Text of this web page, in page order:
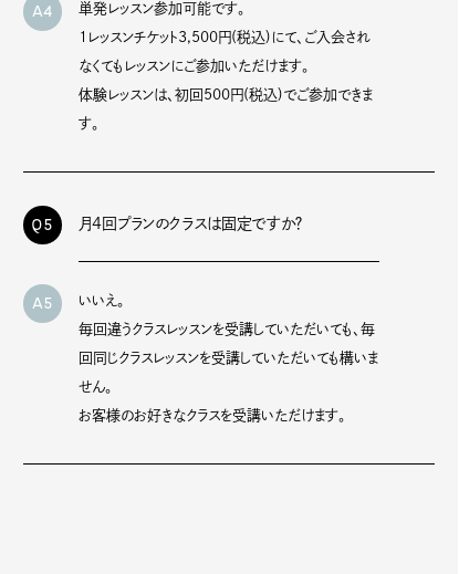
A4
単発レッスン参加可能です。
1レッスンチケット3,500円(税込)にて、ご入会され
なくてもレッスンにご参加いただけます。
体験レッスンは、初回500円(税込)でご参加できま
す。
Q5 月4回プランのクラスは固定ですか？
A5
いいえ。
毎回違うクラスレッスンを受講していただいても、毎
回同じクラスレッスンを受講していただいても構いま
せん。
お客様のお好きなクラスを受講いただけます。